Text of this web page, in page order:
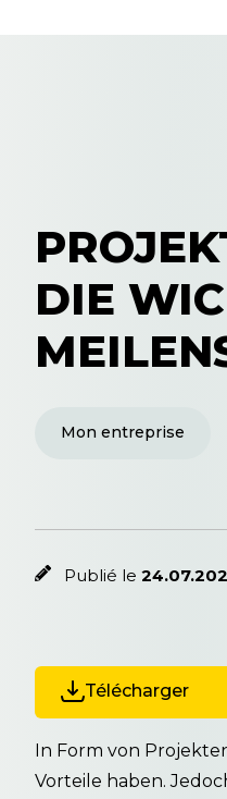
DIE
Mon entreprise
Publié le
Télécharger
In Form von
Vorteile haben.